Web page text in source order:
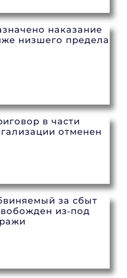
наказание
низшего предела
в части
отменен
за сбыт
из-под